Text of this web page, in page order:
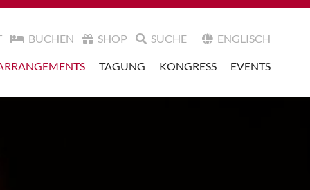
BUCHEN SHOP SUCHE ENGLISCH
TAGUNG KONGRESS EVENTS